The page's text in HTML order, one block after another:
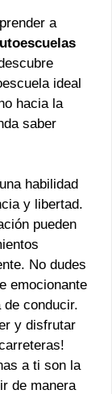
a
ideal
hacia la
saber
habilidad
y libertad.
pueden
No dudes
emocionante
conducir.
y disfrutar
a ti son la
de manera